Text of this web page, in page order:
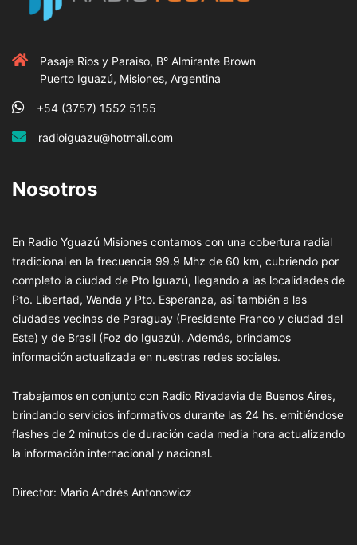
Pasaje Rios y Paraiso, B° Almirante Brown
Puerto Iguazú, Misiones, Argentina
+54 (3757) 1552 5155
radioiguazu@hotmail.com
Nosotros
En Radio Yguazú Misiones contamos con una cobertura radial
tradicional en la frecuencia 99.9 Mhz de 60 km, cubriendo por
completo la ciudad de Pto Iguazú, llegando a las localidades de
Pto. Libertad, Wanda y Pto. Esperanza, así también a las
ciudades vecinas de Paraguay (Presidente Franco y ciudad del
Este) y de Brasil (Foz do Iguazú). Además, brindamos
información actualizada en nuestras redes sociales.
Trabajamos en conjunto con Radio Rivadavia de Buenos Aires,
brindando servicios informativos durante las 24 hs. emitiéndose
flashes de 2 minutos de duración cada media hora actualizando
la información internacional y nacional.
Director: Mario Andrés Antonowicz